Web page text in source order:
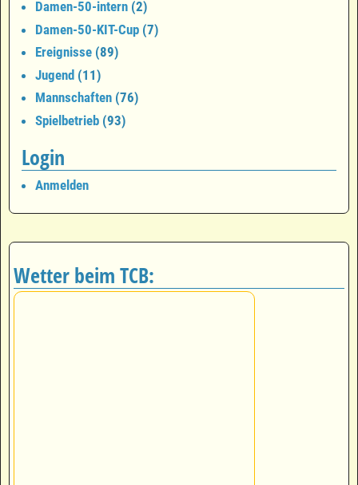
Damen-50-intern (2)
Damen-50-KIT-Cup (7)
Ereignisse (89)
Jugend (11)
Mannschaften (76)
Spielbetrieb (93)
Login
Anmelden
Wetter beim TCB: